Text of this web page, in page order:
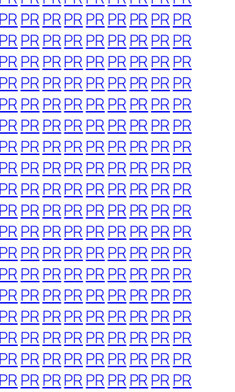
PR PR PRPR PR PR PR PR PR
PR PR PRPR PR PR PR PR PR
PR PR PRPR PR PR PR PR PR
PR PR PRPR PR PR PR PR PR
PR PR PRPR PR PR PR PR PR
PR PR PRPR PR PR PR PR PR
PR PR PRPR PR PR PR PR PR
PR PR PRPR PR PR PR PR PR
PR PR PRPR PR PR PR PR PR
PR PR PRPR PR PR PR PR PR
PR PR PRPR PR PR PR PR PR
PR PR PRPR PR PR PR PR PR
PR PR PRPR PR PR PR PR PR
PR PR PRPR PR PR PR PR PR
PR PR PRPR PR PR PR PR PR
PR PR PRPR PR PR PR PR PR
PR PR PRPR PR PR PR PR PR
PR PR PRPR PR PR PR PR PR